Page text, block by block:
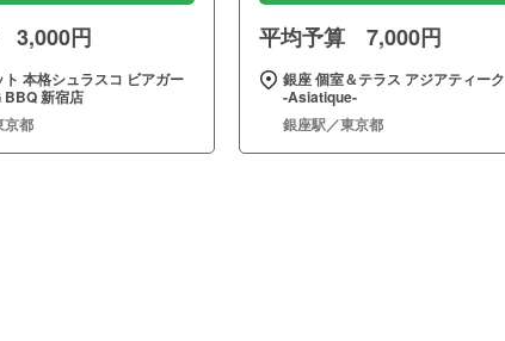
3,000円
ト 本格シュラスコ ビアガー
BBQ 新宿店
京都
平均予算 7,000円
銀座 個室＆テラス アジアティーク
‐Asiatique‐
銀座駅／東京都